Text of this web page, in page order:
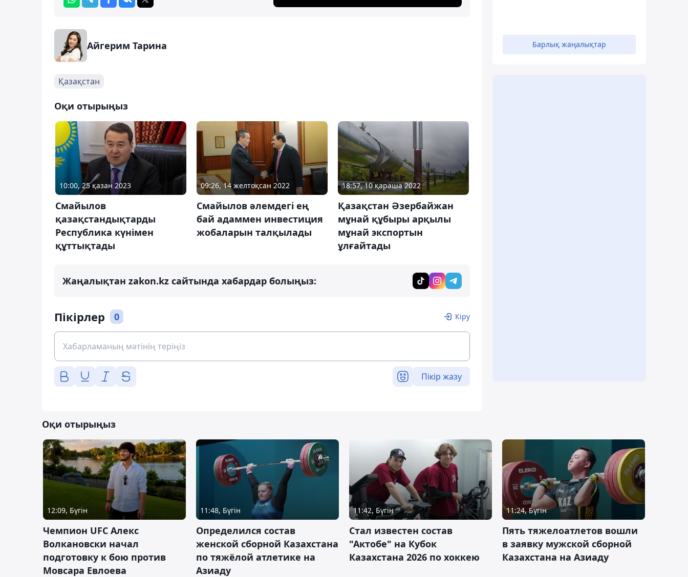
Айгерим Тарина
Қазақстан
Оқи отырыңыз
10:00, 25 қазан 2023
Смайылов
қазақстандықтарды
Республика күнімен
құттықтады
09:26, 14 желтоқсан 2022
Смайылов әлемдегі ең
бай адаммен инвестиция
жобаларын талқылады
18:57, 10 қараша 2022
Қазақстан Әзербайжан
мұнай құбыры арқылы
мұнай экспортын
ұлғайтады
Жаңалықтан zakon.kz сайтында хабардар болыңыз:
Пікірлер 0 Кіру
Пікір жазу
Барлық жаңалықтар
Оқи отырыңыз
12:09, Бүгін
Чемпион UFC Алекс
Волкановски начал
подготовку к бою против
Мовсара Евлоева
11:48, Бүгін
Определился состав
женской сборной Казахстана
по тяжёлой атлетике на
Азиаду
11:42, Бүгін
Стал известен состав
"Актобе" на Кубок
Казахстана 2026 по хоккею
11:24, Бүгін
Пять тяжелоатлетов вошли
в заявку мужской сборной
Казахстана на Азиаду